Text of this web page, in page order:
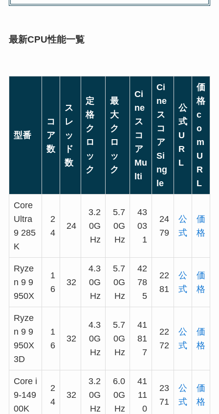
最新CPU性能一覧
型番
コ
ア
数
ス
レ
ッ
ド
数
定
格
ク
ロ
ッ
ク
最
大
ク
ロ
ッ
ク
Ci
ne
ス
コ
ア
Mu
lti
Ci
ne
ス
コ
ア
Si
ng
le
公
式
U
R
L
価
格
c
o
m
U
R
L
Core
Ultra
9 285
K
2
4
24
3.2
0G
Hz
5.7
0G
Hz
43
03
1
24
79
公
式
価
格
Ryze
n 9 9
950X
1
6
32
4.3
0G
Hz
5.7
0G
Hz
42
78
5
22
81
公
式
価
格
Ryze
n 9 9
950X
3D
1
6
32
4.3
0G
Hz
5.7
0G
Hz
41
81
7
22
72
公
式
価
格
Core i
9-149
00K
2
4
32
3.2
0G
Hz
6.0
0G
Hz
41
11
0
23
71
公
式
価
格